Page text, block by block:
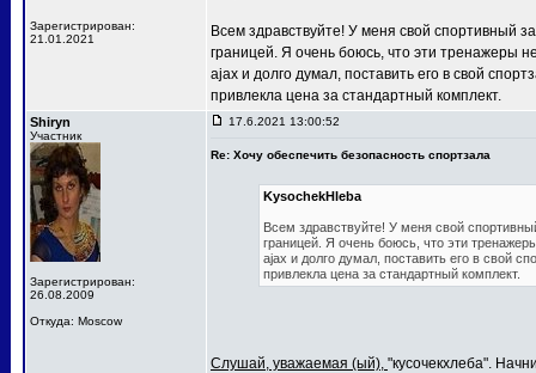
Зарегистрирован:
21.01.2021
Всем здравствуйте! У меня свой спортивный
границей. Я очень боюсь, что эти тренажеры
ajax и долго думал, поставить его в свой
привлекла цена за стандартный комплект.
Shiryn
Участник
Зарегистрирован:
26.08.2009
Откуда: Moscow
17.6.2021 13:00:52
Re: Хочу обеспечить безопасность спортзала
KysochekHleba
Всем здравствуйте! У меня свой
границей. Я очень боюсь, что эти
ajax и долго думал, поставить его в свой
привлекла цена за стандартный комплект.
Слушай, уважаемая (ый), "кусочекхлеба".